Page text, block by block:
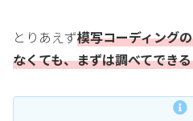
とりあえず模写コーディング
なくても、まずは調べてでき